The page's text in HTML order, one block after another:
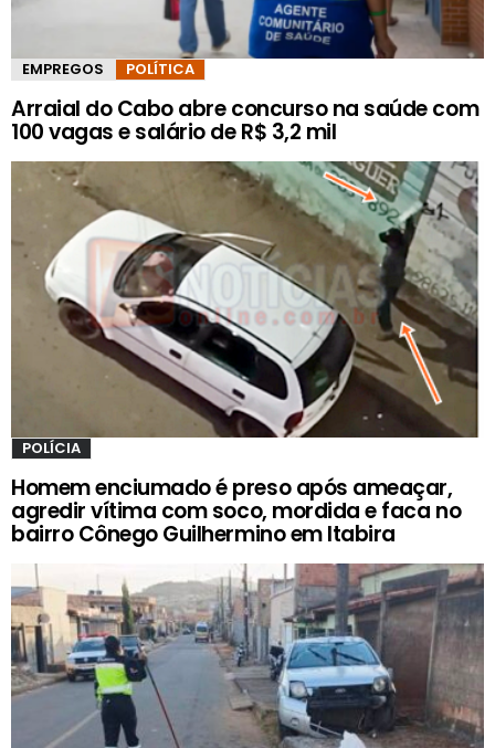
EMPREGOS POLÍTICA
Arraial do Cabo abre concurso na saúde com
100 vagas e salário de R$ 3,2 mil
POLÍCIA
Homem enciumado é preso após ameaçar,
agredir vítima com soco, mordida e faca no
bairro Cônego Guilhermino em Itabira